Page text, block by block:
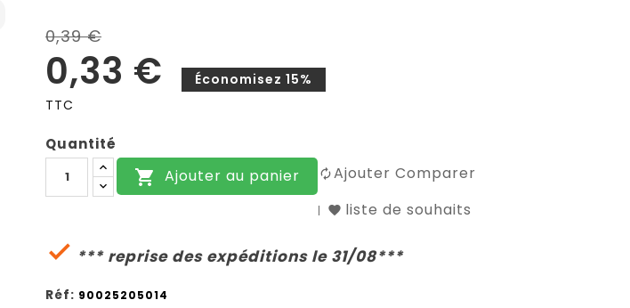
0,39 €
0,33 €
Économisez 15%
TTC
Quantité
 Ajouter au panier
Ajouter Comparer
liste de souhaits
 *** reprise des expéditions le 31/08***
Réf: 90025205014